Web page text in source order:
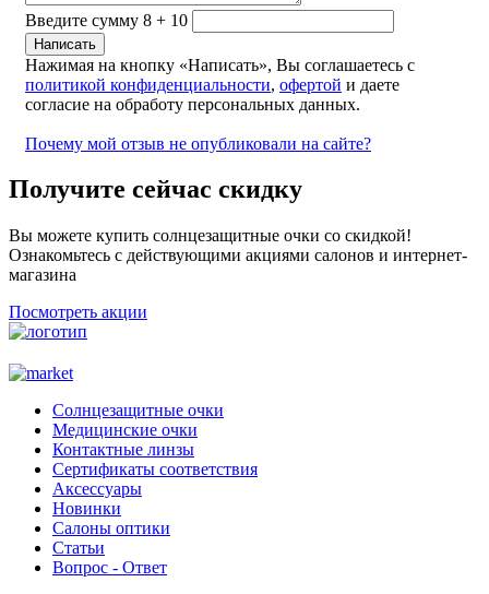
Введите сумму 8 + 10
Нажимая на кнопку «Написать», Вы соглашаетесь с
политикой конфиденциальности, офертой и даете
согласие на обработу персональных данных.
Почему мой отзыв не опубликовали на сайте?
Получите сейчас скидку
Вы можете купить солнцезащитные очки со скидкой!
Ознакомьтесь с действующими акциями салонов и интернет-
магазина
Посмотреть акции
Солнцезащитные очки
Медицинские очки
Контактные линзы
Сертификаты соответствия
Аксессуары
Новинки
Салоны оптики
Статьи
Вопрос - Ответ